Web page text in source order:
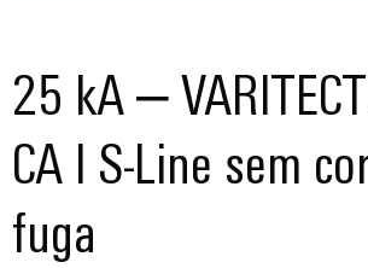
25 kA –
CA I S-Line sem
fuga